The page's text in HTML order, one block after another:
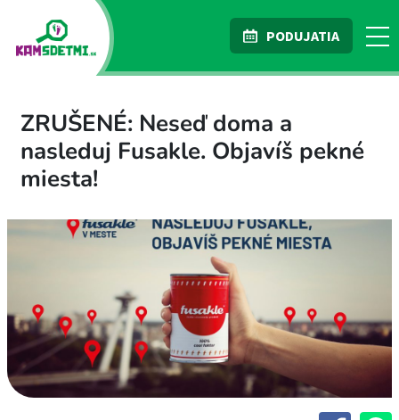
PODUJATIA
ZRUŠENÉ: Neseď doma a
nasleduj Fusakle. Objavíš pekné
miesta!